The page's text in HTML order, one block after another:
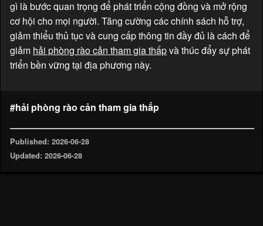
gì là bước quan trọng để phát triển cộng đồng và mở rộng
cơ hội cho mọi người. Tăng cường các chính sách hỗ trợ,
giảm thiểu thủ tục và cung cấp thông tin đầy đủ là cách để
giảm hải phòng rào cản tham gia thấpvà thúc đẩy sự phát
triển bền vững tại địa phương này.
#hải phòng rào cản tham gia thấp
Published: 2026-06-28
Updated: 2026-06-28